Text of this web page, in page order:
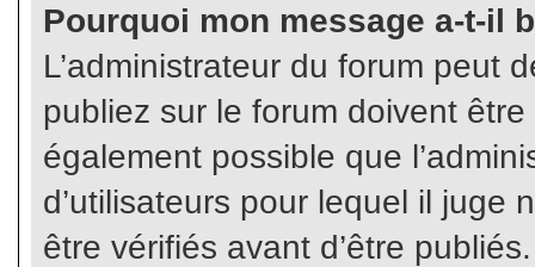
Pourquoi mon message a-t-il
L’administrateur du forum peut
publiez sur le forum doivent
également possible que
d’utilisateurs pour lequel il juge
être vérifiés avant d’être